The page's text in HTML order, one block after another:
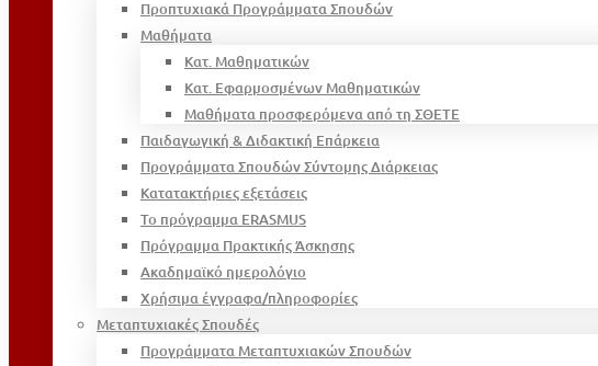
Προπτυχιακά Προγράμματα Σπουδών
Μαθήματα
Κατ. Μαθηματικών
Κατ. Εφαρμοσμένων Μαθηματικών
Μαθήματα προσφερόμενα από τη ΣΘΕΤΕ
Παιδαγωγική & Διδακτική Επάρκεια
Προγράμματα Σπουδών Σύντομης Διάρκειας
Κατατακτήριες εξετάσεις
Το πρόγραμμα ERASMUS
Πρόγραμμα Πρακτικής Άσκησης
Ακαδημαϊκό ημερολόγιο
Χρήσιμα έγγραφα/πληροφορίες
Μεταπτυχιακές Σπουδές
Προγράμματα Μεταπτυχιακών Σπουδών